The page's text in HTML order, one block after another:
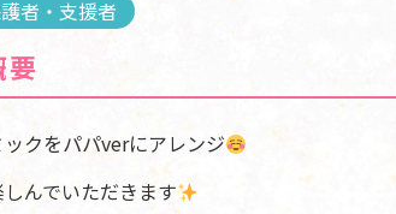
者・支援者
要
クをパパverにアレンジ
んでいただきます